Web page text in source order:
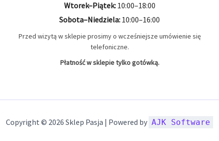
Wtorek–Piątek:10:00–18:00
Sobota–Niedziela: 10:00–16:00
Przed wizytą w sklepie prosimy o wcześniejsze umówienie się
telefoniczne.
Płatność w sklepie tylko gotówką.
Copyright © 2026 Sklep Pasja | Powered by AJK Software